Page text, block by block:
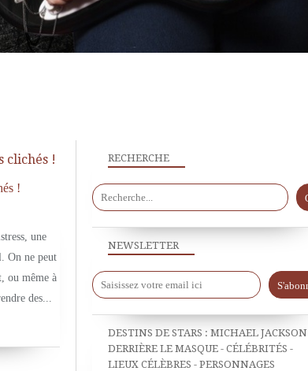
clichés !
une
On ne peut
ou même à
des...
NEWSLETTER
RECHERCHE
DESTINS DE STARS : MICHAEL JACKSON
DERRIÈRE LE MASQUE - CÉLÉBRITÉS -
LIEUX CÉLÈBRES - PERSONNAGES